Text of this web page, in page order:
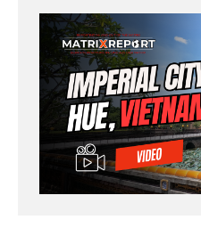
werden?